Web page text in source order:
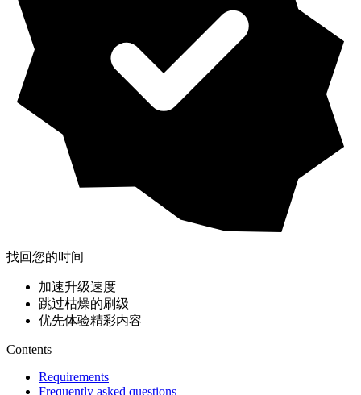
找回您的时间
加速升级速度
跳过枯燥的刷级
优先体验精彩内容
Contents
Requirements
Frequently asked questions